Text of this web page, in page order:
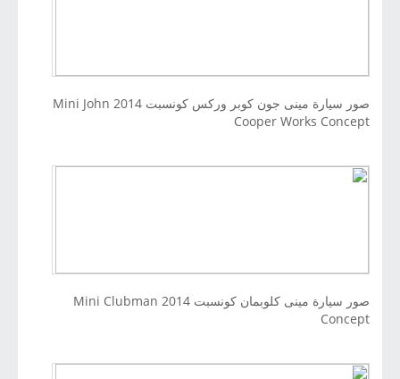
صور سيارة مينى جون كوبر وركس كونسبت 2014 Mini John
Cooper Works Concept
صور سيارة مينى كلوبمان كونسبت 2014 Mini Clubman
Concept